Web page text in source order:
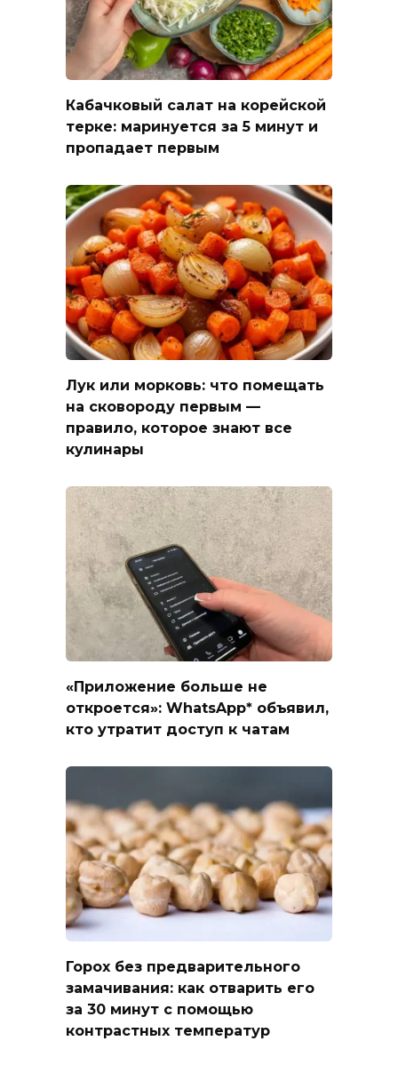
Кабачковый салат на корейской
терке: маринуется за 5 минут и
пропадает первым
Лук или морковь: что помещать
на сковороду первым —
правило, которое знают все
кулинары
«Приложение больше не
откроется»: WhatsApp* объявил,
кто утратит доступ к чатам
Горох без предварительного
замачивания: как отварить его
за 30 минут с помощью
контрастных температур